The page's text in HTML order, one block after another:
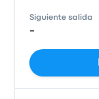
Siguiente salida
-